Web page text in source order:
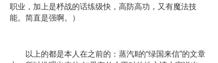
职业，加上是杼战的话练级快，高防高功，又有魔法技
能。简直是强啊。）
以上的都是本人在之前的：蒸汽Ⅱ的“绿国来信”的文章